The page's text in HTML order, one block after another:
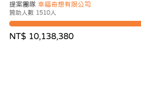
提案團隊 幸福奇想有限公司
贊助人數 1510人
NT$ 10,138,380